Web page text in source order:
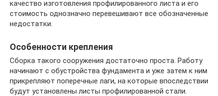
качество изготовления профилированного листа и его
стоимость однозначно перевешивают все обозначенные
недостатки.
Особенности крепления
Сборка такого сооружения достаточно проста. Работу
начинают с обустройства фундамента и уже затем к ним
прикрепляют поперечные лаги, на которые впоследствии
будут установлены листы профилированной стали.